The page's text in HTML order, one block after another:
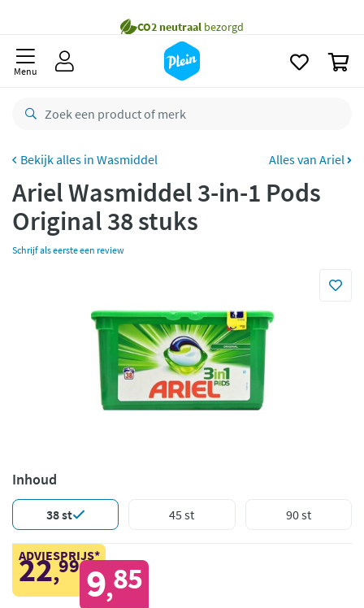
Voor23.59u besteld, morgen
Gratis retourneren
Menu
Wasmiddel Alles van Ariel
Ariel Wasmiddel 3-in-1 Pods
Original 38 stuks
Schrijf als eerste een review
Inhoud
38 st 45 st 90 st
ADVIESPRIJS*
22,99 9,85